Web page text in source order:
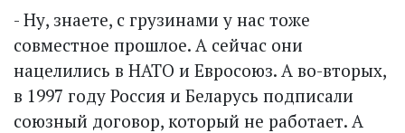
- Ну, знаете, с грузинами у нас тоже
совместное прошлое. А сейчас они
нацелились в НАТО и Евросоюз. А во-вторых,
в 1997 году Россия и Беларусь подписали
союзный договор, который не работает. А